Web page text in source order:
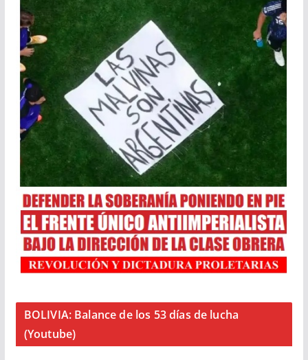
BOLIVIA: Balance de los 53 días de lucha
(Youtube)